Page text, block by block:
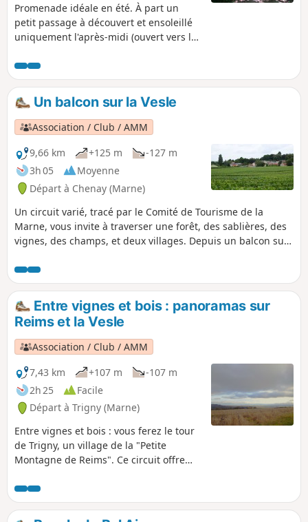
Promenade idéale en été. À part un
petit passage à découvert et ensoleillé
uniquement l'après-midi (ouvert vers le
quasiment en permanence en sous-bois
par des chemins variés (montées,
descentes, virages, changement de
direction...), bien ombragés et
agréables à parcourir.
Un balcon sur la Vesle
Association / Club / AMM
9,66 km
+125 m
-127 m
3h 05
Moyenne
Départ à Chenay (Marne)
Un circuit varié, tracé par le Comité de Tourisme de la
Marne, vous invite à traverser une forêt, des sablières, des
vignes, des champs, et deux villages. Depuis un balcon sur
côtoierez les forts de Saint-Thierry et de Chenay. Ceux-ci ont
été construits après la guerre de 1870 pour protéger Reims.
(à éviter les jours de chasse ou après de fortes pluies,
flaques importantes - descriptif mis à jour le 14 juillet 2019)
Entre vignes et bois : panoramas sur
Reims et la Vesle
Association / Club / AMM
7,43 km
+107 m
-107 m
2h 25
Facile
Départ à Trigny (Marne)
Entre vignes et bois : vous ferez le tour
de Trigny, un village de la "Petite
Montagne de Reims". Ce circuit offre
vallée de la Vesle. Votre regard se
portera au Sud sur Coulommes-la-
Montagne. Vers le Sud-Est: sur Reims et